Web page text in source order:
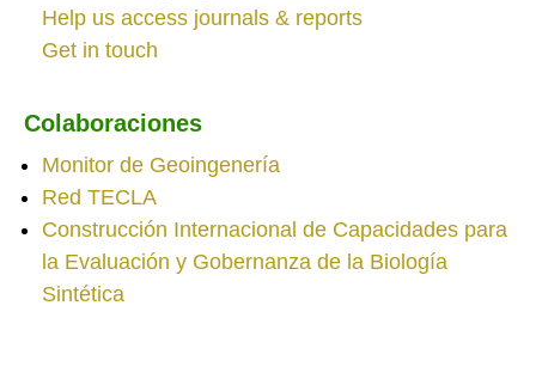
Help us access journals & reports
Get in touch
Colaboraciones
Monitor de Geoingenería
Red TECLA
Construcción Internacional de Capacidades para
la Evaluación y Gobernanza de la Biología
Sintética